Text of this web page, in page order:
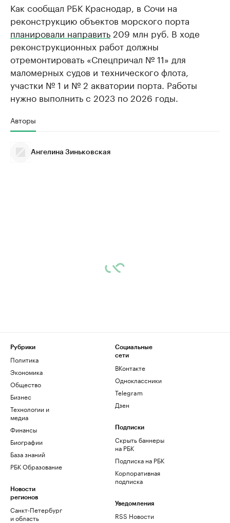
Как сообщал РБК Краснодар, в Сочи на
реконструкцию объектов морского порта
планировали направить 209 млн руб. В ходе
реконструкционных работ должны
отремонтировать «Спецпричал № 11» для
маломерных судов и технического флота,
участки № 1 и № 2 акватории порта. Работы
нужно выполнить с 2023 по 2026 годы.
Авторы
Ангелина Зиньковская
Рубрики
Политика
Экономика
Общество
Бизнес
Технологии и
медиа
Финансы
Биографии
База знаний
РБК Образование
Новости
регионов
Санкт-Петербург
и область
Социальные
сети
ВКонтакте
Одноклассники
Telegram
Дзен
Подписки
Скрыть баннеры
на РБК
Подписка на РБК
Корпоративная
подписка
Уведомления
RSS Новости